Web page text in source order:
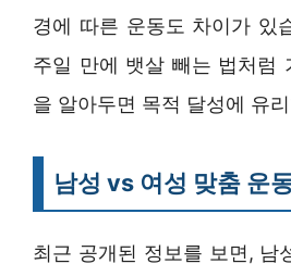
경에 따른 운동도 차이가 있
주일 만에 뱃살 빼는 법처럼
을 알아두면 목적 달성에 유
남성 vs 여성 맞춤 운
최근 공개된 정보를 보면, 남